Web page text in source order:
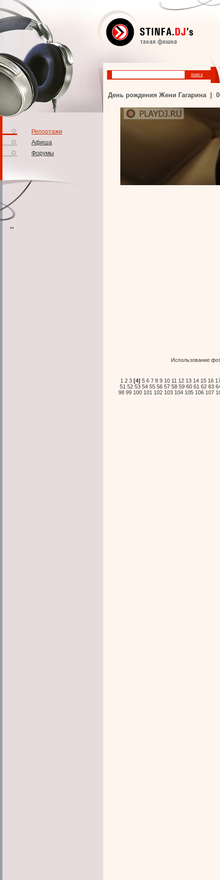
Репортажи
Афиша
Форумы
**
День рождения Жени Гагарина |
Использование
1 2 3 [4] 5 6 7 8 9 10 11 12 13 14 15 16
51 52 53 54 55 56 57 58 59 60 61 62 63
98 99 100 101 102 103 104 105 106 107